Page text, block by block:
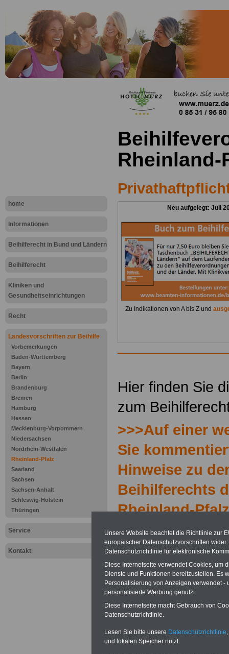
home
Informationen
Beihilferecht in Bund und Ländern
Beihilferecht
Kliniken und
Gesundheitseinrichtungen
Recht
Landesvorschriften zur Beihilfe
Vorbemerkungen
Baden-Württemberg
Bayern
Berlin
Brandenburg
Bremen
Hamburg
Hessen
Mecklenburg-Vorpommern
Niedersachsen
Nordrhein-Westfalen
Rheinland-Pfalz
Saarland
Sachsen
Sachsen-Anhalt
Schleswig-Holstein
Thüringen
Service
Kontakt
Rheinland-
Neu aufgelegt: Juli
Zu Indikationen von A bis Z und
Hier finden Sie
zum
>>>Auf einer
Sie
Hinweise zu
Beihilferechts
Rheinland-Pfalz
Landes
Stand: 22.
Teil 1
§ 1
Unsere Website beachtet die Richtlinie zur
europäischer Datenschutzvorschriften
Datenschutzrichtlinie für elektronische
Diese Internetseite verwendet Cookies, um
Dienste und Funktionen bereitzustellen. Es
Personalisierung von Anzeigen verwendet
personalisierte Werbung genutzt.
Diese Internetseite macht Gebrauch von
Datenschutzrichtlinie.
Lesen Sie bitte unsere Datenschutzrichtlinie
und lokalen Speicher nutzt.